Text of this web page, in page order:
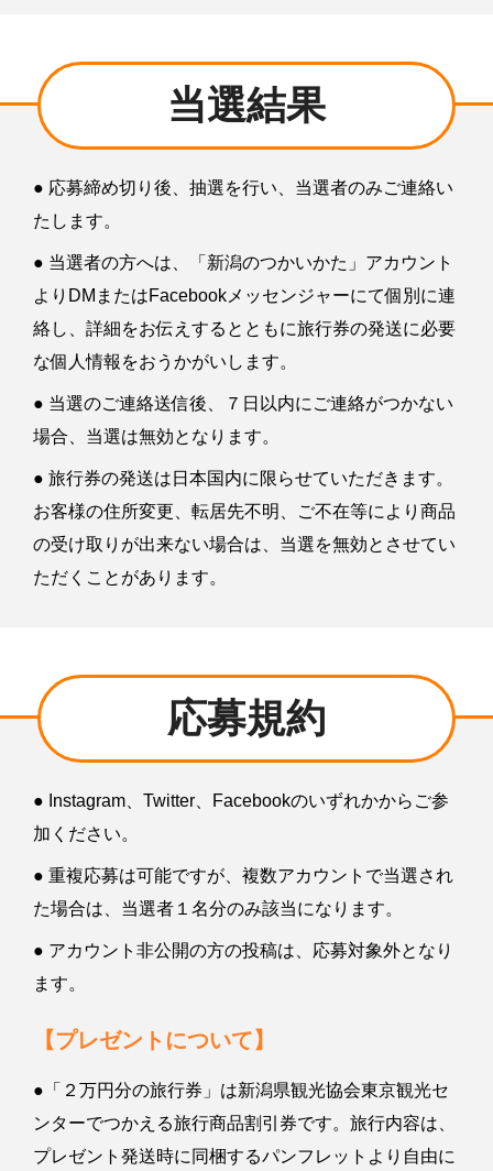
当選結果
● 応募締め切り後、抽選を行い、当選者のみご連絡い
たします。
● 当選者の方へは、「新潟のつかいかた」アカウント
よりDMまたはFacebookメッセンジャーにて個別に連
絡し、詳細をお伝えするとともに旅行券の発送に必要
な個人情報をおうかがいします。
● 当選のご連絡送信後、７日以内にご連絡がつかない
場合、当選は無効となります。
● 旅行券の発送は日本国内に限らせていただきます。
お客様の住所変更、転居先不明、ご不在等により商品
の受け取りが出来ない場合は、当選を無効とさせてい
ただくことがあります。
応募規約
● Instagram、Twitter、Facebookのいずれかからご参
加ください。
● 重複応募は可能ですが、複数アカウントで当選され
た場合は、当選者１名分のみ該当になります。
● アカウント非公開の方の投稿は、応募対象外となり
ます。
【プレゼントについて】
●「２万円分の旅行券」は新潟県観光協会東京観光セ
ンターでつかえる旅行商品割引券です。旅行内容は、
プレゼント発送時に同梱するパンフレットより自由に